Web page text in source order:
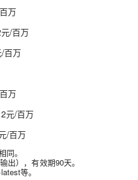
万
/百万
百万
万
元/百万
/百万
同。
出），有效期90天。
等。